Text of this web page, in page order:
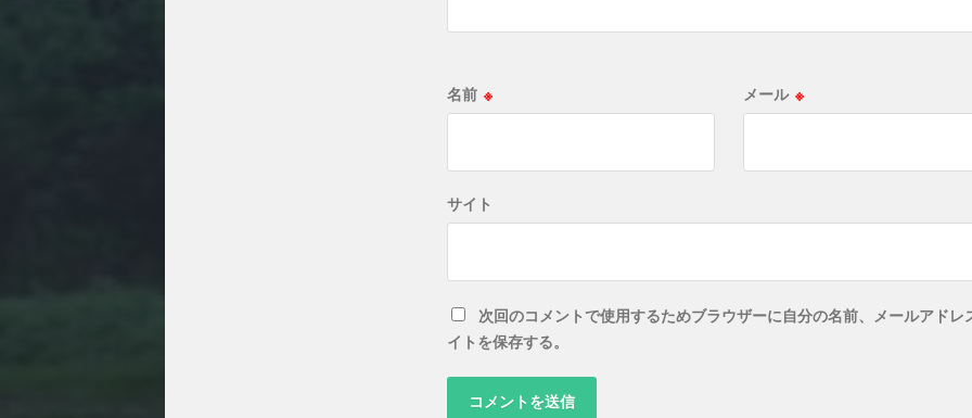
名前 ※ メール ※
サイト
次回のコメントで使用するためブラウザーに自分の名前、メールアドレ
イトを保存する。